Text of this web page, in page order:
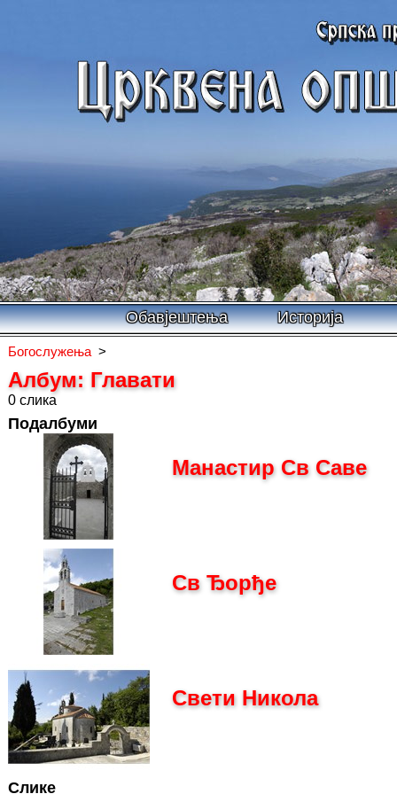
Обавјештења Историја
Богослужења >
Албум: Главати
0 слика
Подалбуми
Манастир Св Саве
Св Ђорђе
Свети Никола
Слике